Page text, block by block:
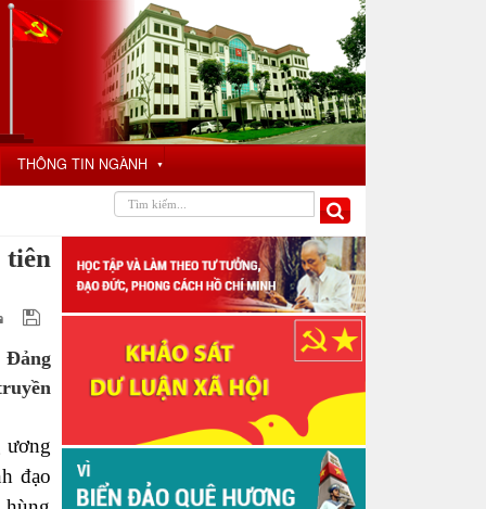
THÔNG TIN NGÀNH ▼
tiên
Đảng
ương
đạo